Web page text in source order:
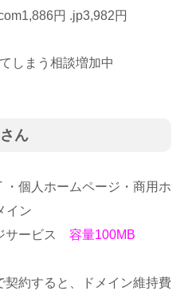
円 .jp3,982 円
しまう相談増加中
ん
・個人ホームページ・商用ホ
イン
サービス 容量100MB
約すると、ドメイン維持費